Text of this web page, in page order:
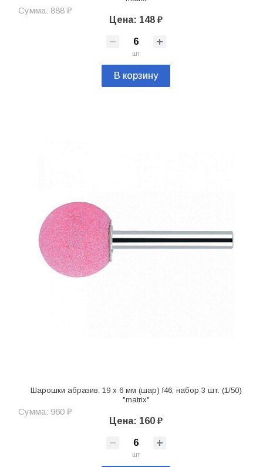
Сумма: 888 ₽
Цена: 148 ₽
шт
В корзину
Шарошки абразив. 19 x 6 мм (шар) f46, набор 3 шт. (1/50)
"matrix"
Сумма: 960 ₽
Цена: 160 ₽
шт